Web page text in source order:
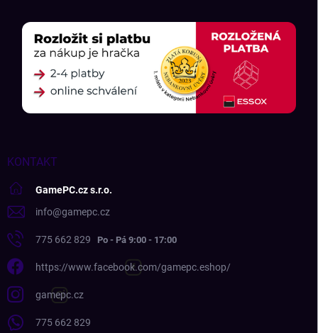
KONTAKT
GamePC.cz s.r.o.
info@gamepc.cz
775 662 829
https://www.facebook.com/gamepc.eshop/
gamepc.cz
775 662 829